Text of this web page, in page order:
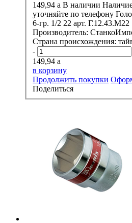
149,94 a В наличии
уточняйте по телефону
6-гр. 1/2 22 арт. Г.12.43.М22
Производитель:
Страна происхождения:
-
149,94 a
в корзину
Продолжить покупки
Поделиться